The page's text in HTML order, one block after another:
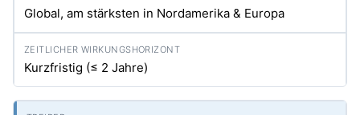
Global, am stärksten in Nordamerika & Europa
Kurzfristig (≤ 2 Jahre)